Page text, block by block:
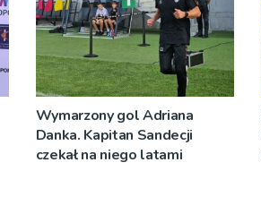
Wymarzony gol Adriana
Danka. Kapitan Sandecji
czekał na niego latami